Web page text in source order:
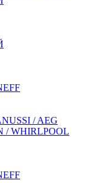
/ AEG
/ WHIRLPOOL